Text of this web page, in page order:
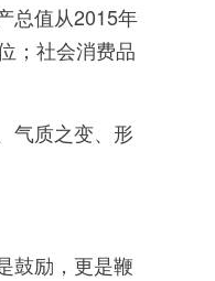
总值从2015年
；社会消费品
气质之变、形
鼓励，更是鞭